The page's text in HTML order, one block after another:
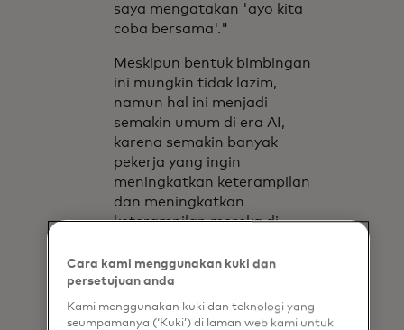
saya mengatakan 'ayo kita
coba bersama'."
Meskipun bentuk bimbingan
ini mungkin tidak lazim,
namun hal ini menjadi
semakin umum di era AI,
karena semakin banyak
pekerja yang ingin
meningkatkan keterampilan
dan meningkatkan
keterampilan mereka di
terus berubah dan inovasi
yang muncul semakin cepat.
Salah satu alat yang
digunakan Mastercard
Cara kami menggunakan kuki dan
persetujuan anda
Kami menggunakan kuki dan teknologi yang
seumpamanya (‘Kuki’) di laman web kami untuk